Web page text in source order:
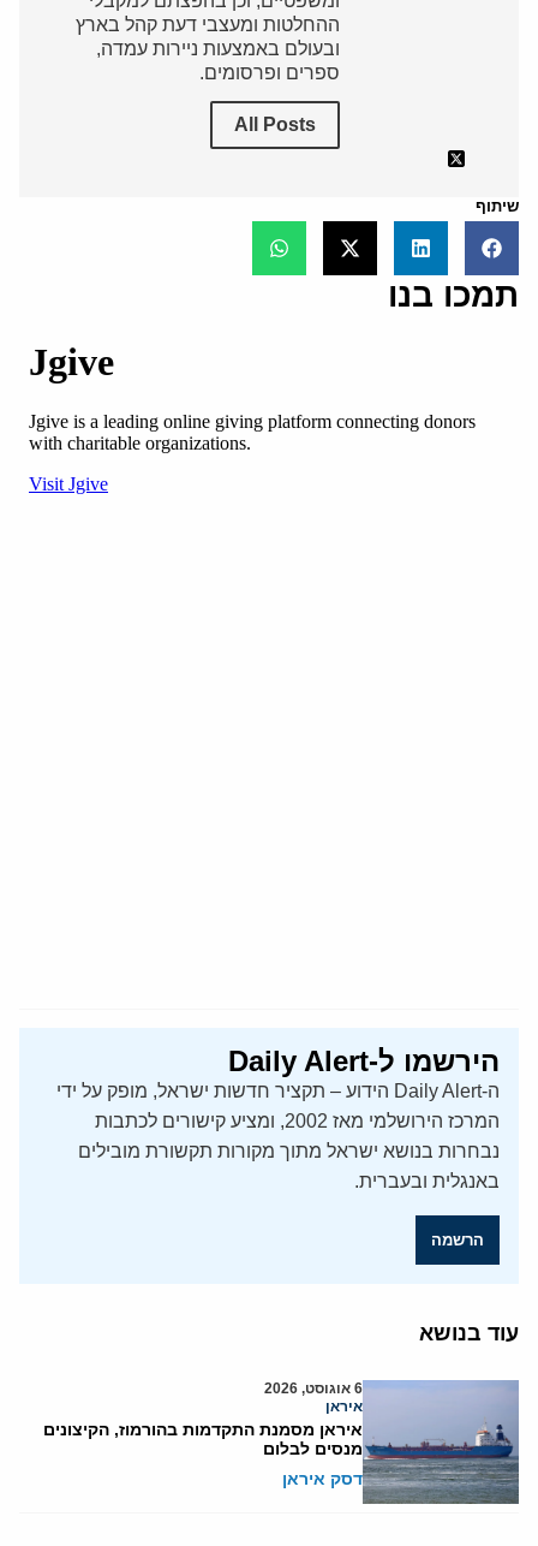
ההחלטות ומעצבי דעת קהל בארץ
ובעולם באמצעות ניירות עמדה,
ספרים ופרסומים.
All Posts
שיתוף
תמכו בנו
הירשמו ל-Daily Alert
ה-Daily Alert הידוע – תקציר חדשות ישראל, מופק על ידי
המרכז הירושלמי מאז 2002, ומציע קישורים לכתבות
נבחרות בנושא ישראל מתוך מקורות תקשורת מובילים
באנגלית ובעברית.
הרשמה
עוד בנושא
6 אוגוסט, 2026
איראן
איראן מסמנת התקדמות בהורמוז, הקיצונים
מנסים לבלום
דסק איראן